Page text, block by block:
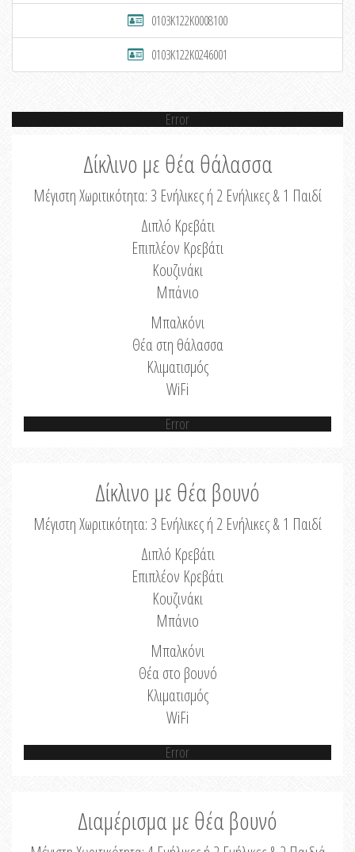
0103K122K0008100
0103K122K0246001
Error
Δίκλινο με θέα θάλασσα
Μέγιστη Χωριτικότητα: 3 Ενήλικες ή 2 Ενήλικες & 1 Παιδί
Διπλό Κρεβάτι
Επιπλέον Κρεβάτι
Κουζινάκι
Μπάνιο
Μπαλκόνι
Θέα στη θάλασσα
Κλιματισμός
WiFi
Error
Δίκλινο με θέα βουνό
Μέγιστη Χωριτικότητα: 3 Ενήλικες ή 2 Ενήλικες & 1 Παιδί
Διπλό Κρεβάτι
Επιπλέον Κρεβάτι
Κουζινάκι
Μπάνιο
Μπαλκόνι
Θέα στο βουνό
Κλιματισμός
WiFi
Error
Διαμέρισμα με θέα βουνό